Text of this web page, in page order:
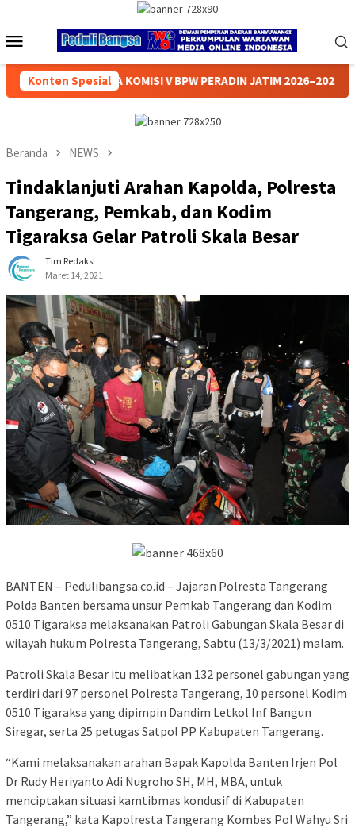
konten
Menu
Mobile
Konten Spesial
PERADIN JATIM 2026–2029, SIAP PERKUAT PENGABDIAN DAN
Beranda NEWS
Tindaklanjuti Arahan Kapolda, Polresta
Tangerang, Pemkab, dan Kodim
Tigaraksa Gelar Patroli Skala Besar
Tim Redaksi
Maret 14, 2021
BANTEN – Pedulibangsa.co.id – Jajaran Polresta Tangerang
Polda Banten bersama unsur Pemkab Tangerang dan Kodim
0510 Tigaraksa melaksanakan Patroli Gabungan Skala Besar di
wilayah hukum Polresta Tangerang, Sabtu (13/3/2021) malam.
Patroli Skala Besar itu melibatkan 132 personel gabungan yang
terdiri dari 97 personel Polresta Tangerang, 10 personel Kodim
0510 Tigaraksa yang dipimpin Dandim Letkol Inf Bangun
Siregar, serta 25 petugas Satpol PP Kabupaten Tangerang.
“Kami melaksanakan arahan Bapak Kapolda Banten Irjen Pol
Dr Rudy Heriyanto Adi Nugroho SH, MH, MBA, untuk
menciptakan situasi kamtibmas kondusif di Kabupaten
Tangerang,” kata Kapolresta Tangerang Kombes Pol Wahyu Sri